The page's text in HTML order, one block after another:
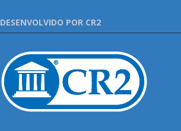
DESENVOLVIDO POR CR2